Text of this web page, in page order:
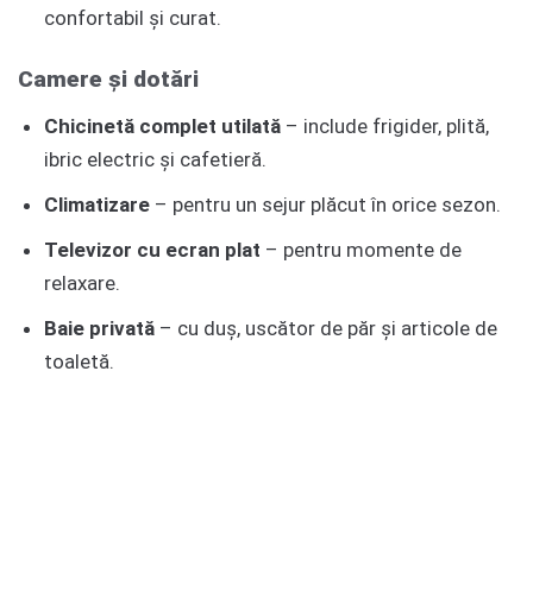
confortabil și curat.
Camere și dotări
Chicinetă complet utilată – include frigider, plită,
ibric electric și cafetieră.
Climatizare – pentru un sejur plăcut în orice sezon.
Televizor cu ecran plat – pentru momente de
relaxare.
Baie privată – cu duș, uscător de păr și articole de
toaletă.